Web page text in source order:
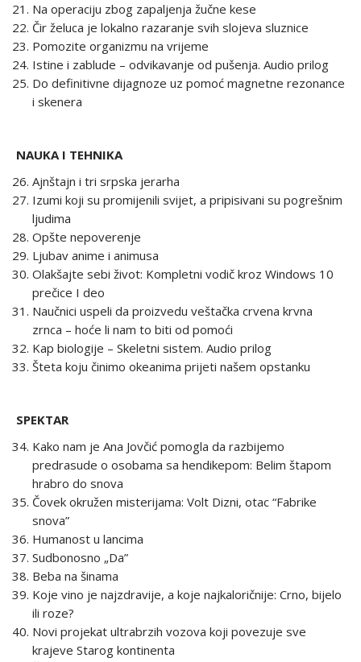
Na operaciju zbog zapaljenja žučne kese
Čir želuca je lokalno razaranje svih slojeva sluznice
Pomozite organizmu na vrijeme
Istine i zablude – odvikavanje od pušenja. Audio prilog
Do definitivne dijagnoze uz pomoć magnetne rezonance
i skenera
NAUKA I TEHNIKA
Ajnštajn i tri srpska jerarha
Izumi koji su promijenili svijet, a pripisivani su pogrešnim
ljudima
Opšte nepoverenje
Ljubav anime i animusa
Olakšajte sebi život: Kompletni vodič kroz Windows 10
prečice I deo
Naučnici uspeli da proizvedu veštačka crvena krvna
zrnca – hoće li nam to biti od pomoći
Kap biologije – Skeletni sistem. Audio prilog
Šteta koju činimo okeanima prijeti našem opstanku
SPEKTAR
Kako nam je Ana Jovčić pomogla da razbijemo
predrasude o osobama sa hendikepom: Belim štapom
hrabro do snova
Čovek okružen misterijama: Volt Dizni, otac “Fabrike
snova”
Humanost u lancima
Sudbonosno „Da”
Beba na šinama
Koje vino je najzdravije, a koje najkaloričnije: Crno, bijelo
ili roze?
Novi projekat ultrabrzih vozova koji povezuje sve
krajeve Starog kontinenta